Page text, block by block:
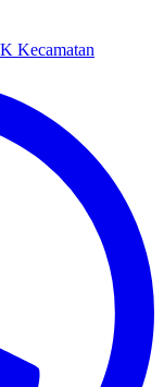
Kecamatan